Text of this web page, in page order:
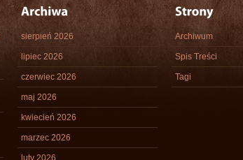
sierpień 2026
lipiec 2026
czerwiec 2026
maj 2026
kwiecień 2026
marzec 2026
luty 2026
Archiwum
Spis Treści
Tagi